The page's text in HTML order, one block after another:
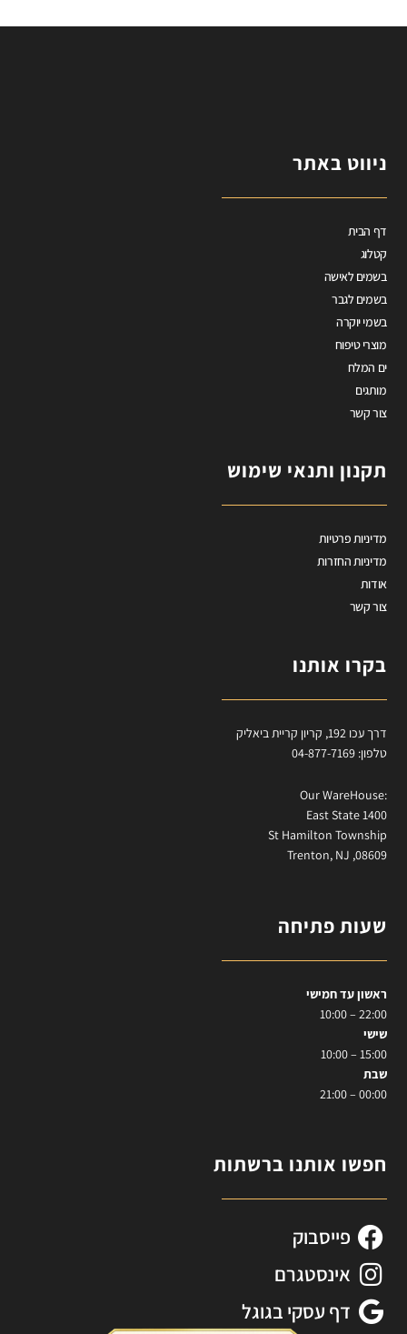
ניווט באתר
דף הבית
קטלוג
בשמים לאישה
בשמים לגבר
בשמי יוקרה
מוצרי טיפוח
ים המלח
מותגים
צור קשר
תקנון ותנאי שימוש
מדיניות פרטיות
מדיניות החזרות
אודות
צור קשר
בקרו אותנו
דרך עכו 192, קריון קריית ביאליק
טלפון: 04-877-7169
:Our WareHouse
East State 1400
St Hamilton Township
Trenton, NJ ,08609
שעות פתיחה
ראשון עד חמישי
22:00 – 10:00
שישי
15:00 – 10:00
שבת
00:00 – 21:00
חפשו אותנו ברשתות
פייסבוק
אינסטגרם
דף עסקי בגוגל